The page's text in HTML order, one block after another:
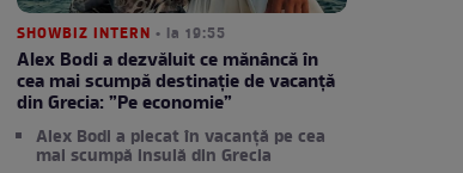
SHOWBIZ INTERN • la 19:55
Alex Bodi a dezvăluit ce mănâncă în
cea mai scumpă destinație de vacanță
din Grecia: ”Pe economie”
Alex Bodi a plecat în vacanță pe cea
mai scumpă insulă din Grecia